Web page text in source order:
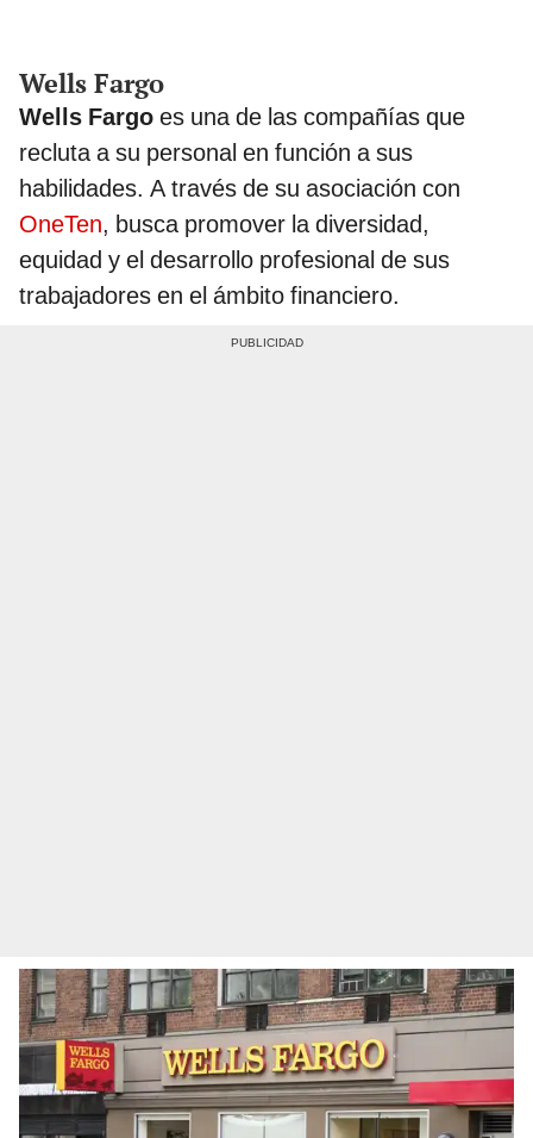
Wells Fargo
Wells Fargo es una de las compañías que
recluta a su personal en función a sus
habilidades. A través de su asociación con
OneTen, busca promover la diversidad,
equidad y el desarrollo profesional de sus
trabajadores en el ámbito financiero.